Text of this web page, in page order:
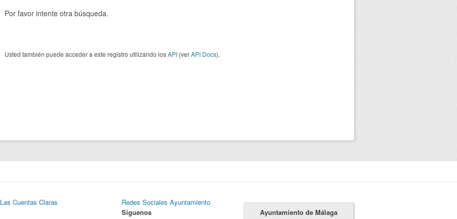
Por favor intente otra búsqueda.
Usted también puede acceder a este registro utilizando losAPI (verAPI Docs).
Las Cuentas Claras
Redes Sociales Ayuntamiento
Síguenos
Ayuntamiento de Málaga